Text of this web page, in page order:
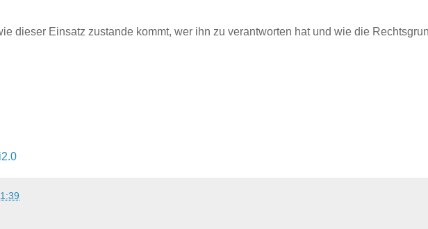
dieser Einsatz zustande kommt, wer ihn zu verantworten hat und wie die